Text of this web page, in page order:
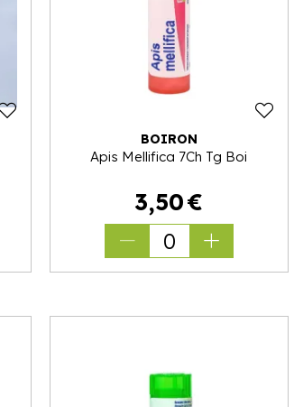
BOIRON
Apis Mellifica 7Ch Tg Boi
3,50€
0